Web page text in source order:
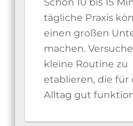
tägliche Praxis
einen großen
machen.
kleine Routine zu
etablieren, die für
Alltag gut